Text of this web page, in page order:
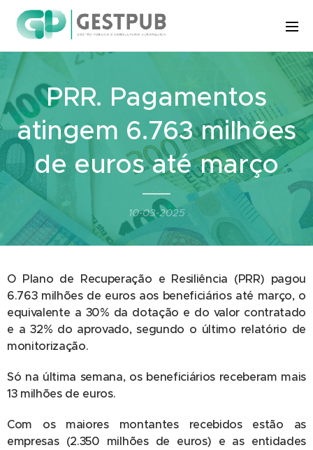
PRR. Pagamentos
atingem 6.763 milhões
de euros até março
10-03-2025
O Plano de Recuperação e Resiliência (PRR) pagou
6.763 milhões de euros aos beneficiários até março, o
equivalente a 30% da dotação e do valor contratado
e a 32% do aprovado, segundo o último relatório de
monitorização.
Só na última semana, os beneficiários receberam mais
13 milhões de euros.
Com os maiores montantes recebidos estão as
empresas (2.350 milhões de euros) e as entidades